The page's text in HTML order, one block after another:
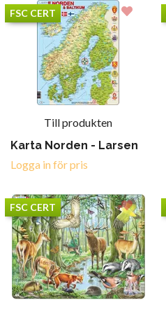
FSC CERT
Till produkten
Karta Norden - Larsen
Logga in för pris
FSC CERT